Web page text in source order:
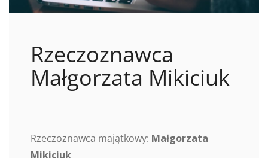
Rzeczoznawca
Małgorzata Mikiciuk
Rzeczoznawca majątkowy: Małgorzata
Mikiciuk